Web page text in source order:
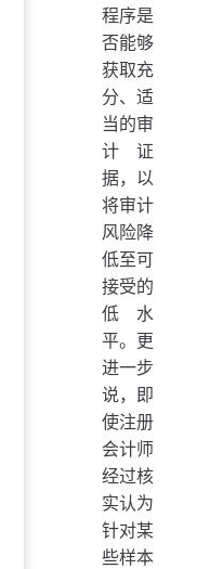
程序是
否能够
获取充
分、适
当的审
计证
据，以
将审计
风险降
低至可
接受的
低水
平。更
进一步
说，即
使注册
会计师
经过核
实认为
针对某
些样本